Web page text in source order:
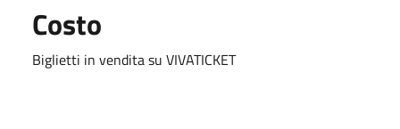
Costo
Biglietti in vendita su VIVATICKET